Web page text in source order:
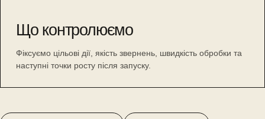
Що контролюємо
Фіксуємо цільові дії, якість звернень, швидкість обробки та
наступні точки росту після запуску.